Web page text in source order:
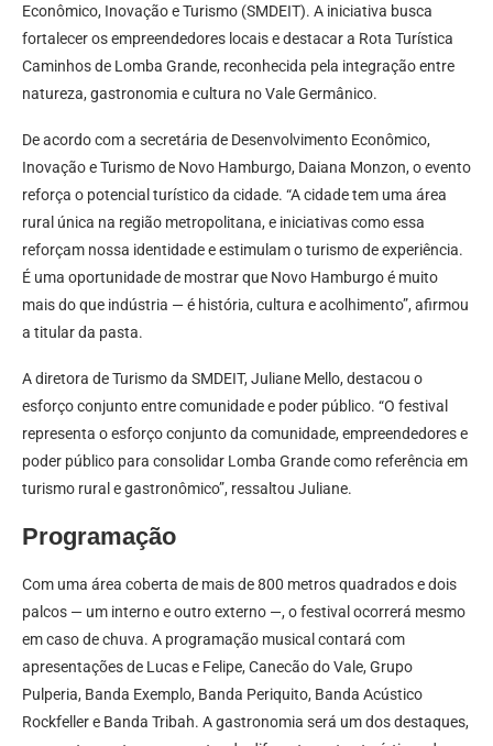
Econômico, Inovação e Turismo (SMDEIT). A iniciativa busca
fortalecer os empreendedores locais e destacar a Rota Turística
Caminhos de Lomba Grande, reconhecida pela integração entre
natureza, gastronomia e cultura no Vale Germânico.
De acordo com a secretária de Desenvolvimento Econômico,
Inovação e Turismo de Novo Hamburgo, Daiana Monzon, o evento
reforça o potencial turístico da cidade. “A cidade tem uma área
rural única na região metropolitana, e iniciativas como essa
reforçam nossa identidade e estimulam o turismo de experiência.
É uma oportunidade de mostrar que Novo Hamburgo é muito
mais do que indústria — é história, cultura e acolhimento”, afirmou
a titular da pasta.
A diretora de Turismo da SMDEIT, Juliane Mello, destacou o
esforço conjunto entre comunidade e poder público. “O festival
representa o esforço conjunto da comunidade, empreendedores e
poder público para consolidar Lomba Grande como referência em
turismo rural e gastronômico”, ressaltou Juliane.
Programação
Com uma área coberta de mais de 800 metros quadrados e dois
palcos — um interno e outro externo —, o festival ocorrerá mesmo
em caso de chuva. A programação musical contará com
apresentações de Lucas e Felipe, Canecão do Vale, Grupo
Pulperia, Banda Exemplo, Banda Periquito, Banda Acústico
Rockfeller e Banda Tribah. A gastronomia será um dos destaques,